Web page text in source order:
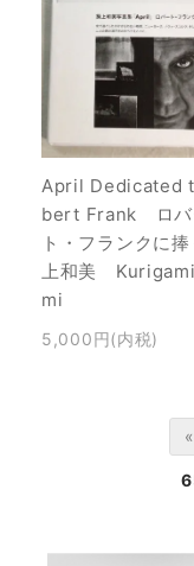
April Dedicated
bert Frank ロバ
ト・フランクに
上和美
mi
5,000円(内税)